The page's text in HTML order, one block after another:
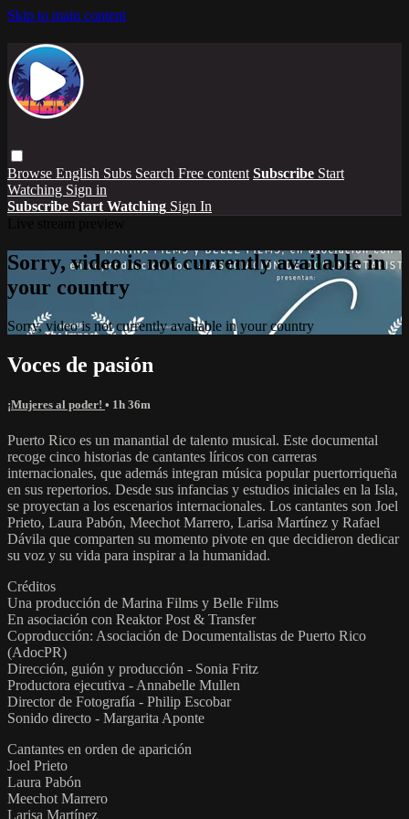
Skip to main content
Browse English Subs Search Free content Subscribe Start
Watching Sign in
Subscribe Start Watching Sign In
Sorry, video is not currently available in
your country
Sorry, video is not currently available in your country
Voces de pasión
¡Mujeres al poder! • 1h 36m
Puerto Rico es un manantial de talento musical. Este documental
recoge cinco historias de cantantes líricos con carreras
internacionales, que además integran música popular puertorriqueña
en sus repertorios. Desde sus infancias y estudios iniciales en la Isla,
se proyectan a los escenarios internacionales. Los cantantes son Joel
Prieto, Laura Pabón, Meechot Marrero, Larisa Martínez y Rafael
Dávila que comparten su momento pivote en que decidieron dedicar
su voz y su vida para inspirar a la humanidad.
Créditos
Una producción de Marina Films y Belle Films
En asociación con Reaktor Post & Transfer
Coproducción: Asociación de Documentalistas de Puerto Rico
(AdocPR)
Dirección, guión y producción - Sonia Fritz
Productora ejecutiva - Annabelle Mullen
Director de Fotografía - Philip Escobar
Sonido directo - Margarita Aponte
Cantantes en orden de aparición
Joel Prieto
Laura Pabón
Meechot Marrero
Larisa Martínez